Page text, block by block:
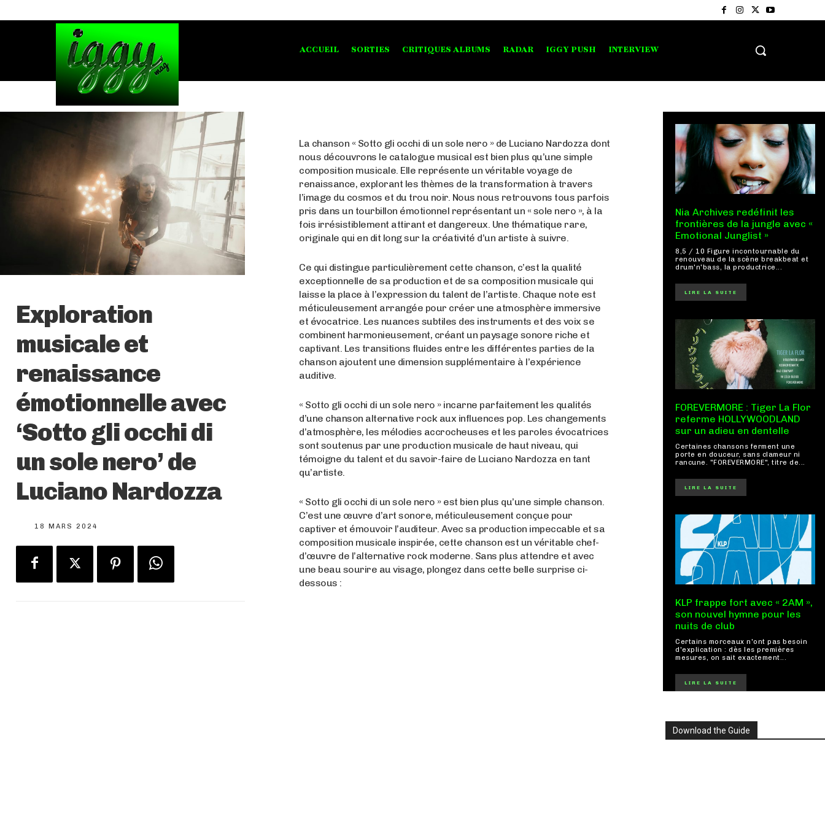
ACCUEIL SORTIES CRITIQUES ALBUMS RADAR IGGY PUSH INTERVIEW
Exploration
musicale et
renaissance
émotionnelle avec
‘Sotto gli occhi di
un sole nero’ de
Luciano Nardozza
18 MARS 2024
La chanson « Sotto gli occhi di un sole nero » de Luciano Nardozza dont
nous découvrons le catalogue musical est bien plus qu’une simple
composition musicale. Elle représente un véritable voyage de
renaissance, explorant les thèmes de la transformation à travers
l’image du cosmos et du trou noir. Nous nous retrouvons tous parfois
pris dans un tourbillon émotionnel représentant un « sole nero », à la
fois irrésistiblement attirant et dangereux. Une thématique rare,
originale qui en dit long sur la créativité d’un artiste à suivre.
Ce qui distingue particulièrement cette chanson, c’est la qualité
exceptionnelle de sa production et de sa composition musicale qui
laisse la place à l’expression du talent de l’artiste. Chaque note est
méticuleusement arrangée pour créer une atmosphère immersive
et évocatrice. Les nuances subtiles des instruments et des voix se
combinent harmonieusement, créant un paysage sonore riche et
captivant. Les transitions fluides entre les différentes parties de la
chanson ajoutent une dimension supplémentaire à l’expérience
auditive.
« Sotto gli occhi di un sole nero » incarne parfaitement les qualités
d’une chanson alternative rock aux influences pop. Les changements
d’atmosphère, les mélodies accrocheuses et les paroles évocatrices
sont soutenus par une production musicale de haut niveau, qui
témoigne du talent et du savoir-faire de Luciano Nardozza en tant
qu’artiste.
« Sotto gli occhi di un sole nero » est bien plus qu’une simple chanson.
C’est une œuvre d’art sonore, méticuleusement conçue pour
captiver et émouvoir l’auditeur. Avec sa production impeccable et sa
composition musicale inspirée, cette chanson est un véritable chef-
d’œuvre de l’alternative rock moderne. Sans plus attendre et avec
une beau sourire au visage, plongez dans cette belle surprise ci-
dessous :
Nia Archives redéfinit les
frontières de la jungle avec «
Emotional Junglist »
8,5 / 10 Figure incontournable du
renouveau de la scène breakbeat et
drum'n'bass, la productrice...
LIRE LA SUITE
FOREVERMORE : Tiger La Flor
referme HOLLYWOODLAND
sur un adieu en dentelle
Certaines chansons ferment une
porte en douceur, sans clameur ni
rancune. "FOREVERMORE", titre de...
LIRE LA SUITE
KLP frappe fort avec « 2AM »,
son nouvel hymne pour les
nuits de club
Certains morceaux n'ont pas besoin
d'explication : dès les premières
mesures, on sait exactement...
LIRE LA SUITE
Download the Guide